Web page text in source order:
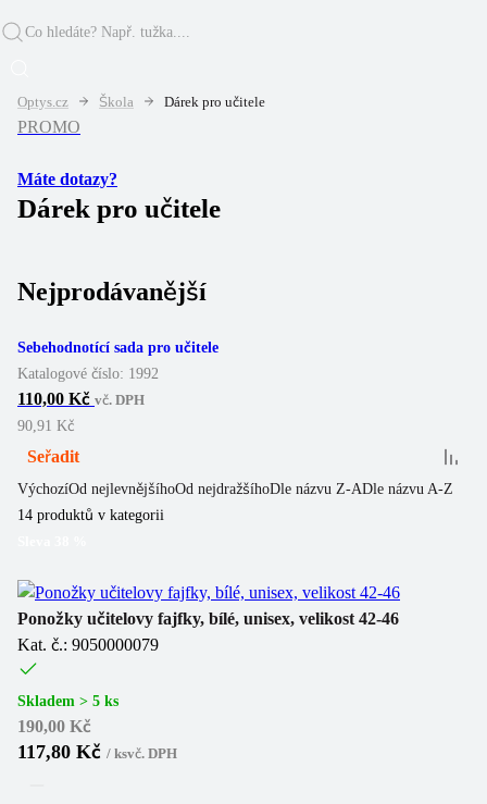
Optys.cz Škola Dárek pro učitele
PROMO
Máte dotazy?
Dárek pro učitele
Nejprodávanější
Sebehodnotící sada pro učitele
Katalogové číslo: 1992
110,00 Kč vč. DPH
90,91 Kč
Seřadit
VýchozíOd nejlevnějšíhoOd nejdražšíhoDle názvu Z-ADle názvu A-Z
14 produktů v kategorii
Ponožky učitelovy fajfky, bílé, unisex, velikost 42-46
Kat. č.: 9050000079
Skladem > 5 ks
190,00 Kč
117,80 Kč / ksvč. DPH